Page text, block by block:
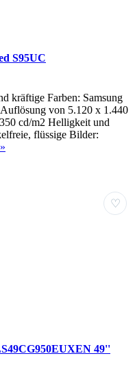
S95UC
kräftige Farben: Samsung
von 5.120 x 1.440
cd/m2 Helligkeit und
flüssige Bilder:
♡
49''